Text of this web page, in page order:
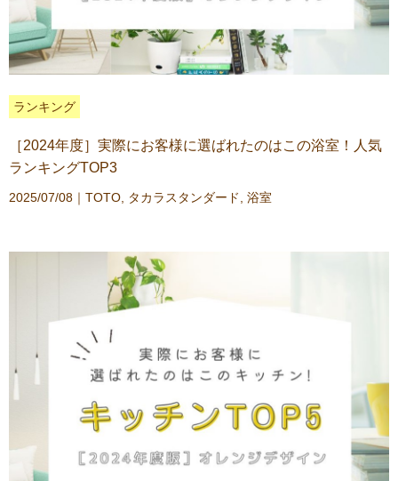
ランキング
［2024年度］実際にお客様に選ばれたのはこの浴室！人気
ランキングTOP3
2025/07/08｜ TOTO タカラスタンダード 浴室